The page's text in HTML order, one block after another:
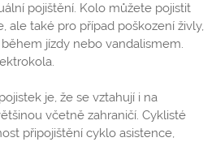
pojištění. Kolo můžete pojistit
ale také pro případ poškození živly,
jízdy nebo vandalismem.
je, že se vztahují i na
včetně zahraničí. Cyklisté
připojištění cyklo asistence,